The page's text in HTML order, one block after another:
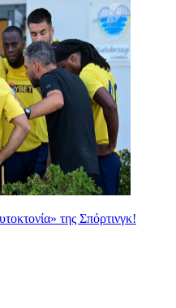
της Σπόρτινγκ!